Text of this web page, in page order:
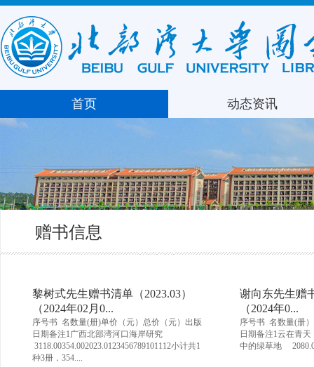
周一至周日：： 08:00-12:00
21:00
查看详细开放时间
首页 动态资讯
赠书信息
黎树式先生赠书清单（2023.03）
（2024年02月0...
序号书 名数量(册)单价（元）总价（元）出版
日期备注1广西北部湾河口海岸研究
3118.00354.002023.0123456789101112小计共1
种3册，354....
谢向东先生赠
（2024年0...
序号书 名数量(册
日期备注1云在青
中的绿草地